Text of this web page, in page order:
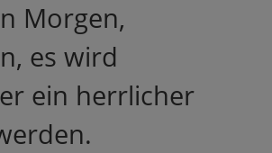
Morgen,
es wird
ein herrlicher